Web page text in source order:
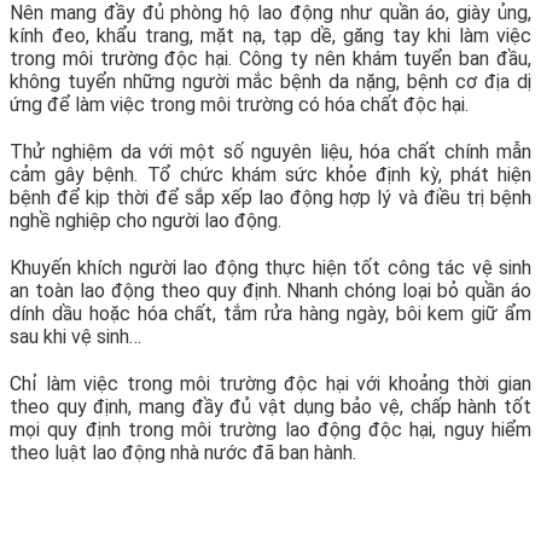
Nên mang đầy đủ phòng hộ lao động như quần áo, giày ủng,
kính đeo, khẩu trang, mặt nạ, tạp dề, găng tay khi làm việc
trong môi trường độc hại. Công ty nên khám tuyển ban đầu,
không tuyển những người mắc bệnh da nặng, bệnh cơ địa dị
ứng để làm việc trong môi trường có hóa chất độc hại.
Thử nghiệm da với một số nguyên liệu, hóa chất chính mẫn
cảm gây bệnh. Tổ chức khám sức khỏe định kỳ, phát hiện
bệnh để kịp thời để sắp xếp lao động hợp lý và điều trị bệnh
nghề nghiệp cho người lao động.
Khuyến khích người lao động thực hiện tốt công tác vệ sinh
an toàn lao động theo quy định. Nhanh chóng loại bỏ quần áo
dính dầu hoặc hóa chất, tắm rửa hàng ngày, bôi kem giữ ẩm
sau khi vệ sinh…
Chỉ làm việc trong môi trường độc hại với khoảng thời gian
theo quy định, mang đầy đủ vật dụng bảo vệ, chấp hành tốt
mọi quy định trong môi trường lao động độc hại, nguy hiểm
theo luật lao động nhà nước đã ban hành.